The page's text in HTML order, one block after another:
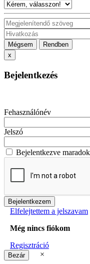
Mégsem
Rendben
x
Bejelentkezés
Fehasználónév
Jelszó
Bejelentkezve maradok
Elfelejtettem a jelszavam
Még nincs fiókom
Regisztráció
×